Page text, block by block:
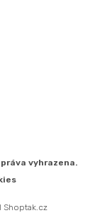
vyhrazena.
Shoptak.cz